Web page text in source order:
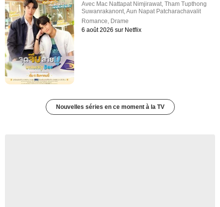
Avec Mac Nattapat Nimjirawat,Tham Tupthong
Suwanrakanont,Aun Napat Patcharachavalit
Romance, Drame
6 août 2026 sur Netflix
Nouvelles séries en ce moment à la TV